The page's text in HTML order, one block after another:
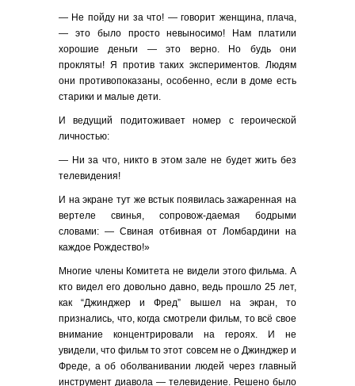
— Не пойду ни за что! — говорит женщина, плача,
— это было просто невыносимо! Нам платили
хорошие деньги — это верно. Но будь они
прокляты! Я против таких экспериментов. Людям
они противопоказаны, особенно, если в доме есть
старики и малые дети.
И ведущий подитоживает номер с героической
личностью:
— Ни за что, никто в этом зале не будет жить без
телевидения!
И на экране тут же встык появилась зажаренная на
вертеле свинья, сопровож-даемая бодрыми
словами: — Свиная отбивная от Ломбардини на
каждое Рождество!»
Многие члены Комитета не видели этого фильма. А
кто видел его довольно давно, ведь прошло 25 лет,
как “Джинджер и Фред” вышел на экран, то
признались, что, когда смотрели фильм, то всё свое
внимание концентрировали на героях. И не
увидели, что фильм то этот совсем не о Джинджер и
Фреде, а об оболванивании людей через главный
инструмент диавола — телевидение. Решено было